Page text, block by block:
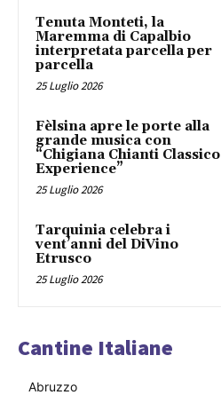
Tenuta Monteti, la
Maremma di Capalbio
interpretata parcella per
parcella
25 Luglio 2026
Fèlsina apre le porte alla
grande musica con
“Chigiana Chianti Classico
Experience”
25 Luglio 2026
Tarquinia celebra i
vent’anni del DiVino
Etrusco
25 Luglio 2026
Cantine Italiane
Abruzzo